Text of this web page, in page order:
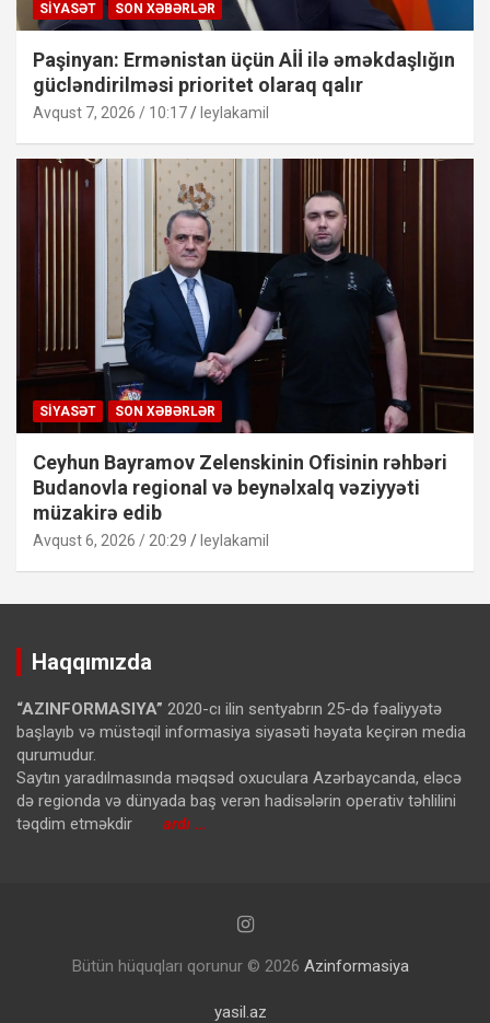
SIYASƏT SON XƏBƏRLƏR
Paşinyan: Ermənistan üçün Aİİ ilə əməkdaşlığın
gücləndirilməsi prioritet olaraq qalır
Avqust 7, 2026 / 10:17 leylakamil
SIYASƏT SON XƏBƏRLƏR
Ceyhun Bayramov Zelenskinin Ofisinin rəhbəri
Budanovla regional və beynəlxalq vəziyyəti
müzakirə edib
Avqust 6, 2026 / 20:29 leylakamil
Haqqımızda
“AZINFORMASIYA” 2020-cı ilin sentyabrın 25-də fəaliyyətə
başlayıb və müstəqil informasiya siyasəti həyata keçirən media
qurumudur.
Saytın yaradılmasında məqsəd oxuculara Azərbaycanda, eləcə
də regionda və dünyada baş verən hadisələrin operativ təhlilini
təqdim etməkdir ardı …
Bütün hüquqları qorunur © 2026 Azinformasiya
yasil.az